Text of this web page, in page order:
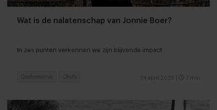
Wat is de nalatenschap van Jonnie Boer?
In zes punten verkennen we zijn blijvende impact
24 april 2025 7 min
Gastronomie Chefs